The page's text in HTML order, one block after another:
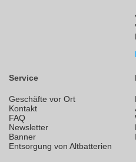
Service
Geschäfte vor Ort
Kontakt
FAQ
Newsletter
Banner
Entsorgung von Altbatterien